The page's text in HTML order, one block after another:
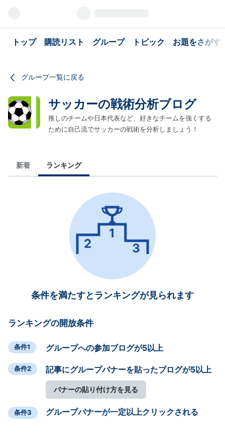
トップ 購読リスト グループ トピック お題をさがす
グループ一覧に戻る
サッカーの戦術分析ブログ
推しのチームや日本代表など、好きなチームを強くする
ために自己流でサッカーの戦術を分析しましょう！
新着 ランキング
条件を満たすとランキングが見られます
ランキングの開放条件
条件1 グループへの参加ブログが5以上
条件2 記事にグループバナーを貼ったブログが5以上
バナーの貼り付け方を見る
条件3 グループバナーが一定以上クリックされる